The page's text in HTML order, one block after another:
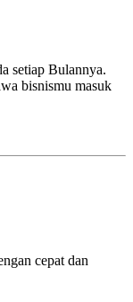
setiap Bulannya.
bisnismu masuk
cepat dan